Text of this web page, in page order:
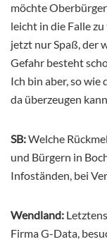
möchte
leicht in die Falle zu
jetzt nur Spaß, der
Gefahr besteht
Ich bin aber, so wie
da überzeugen
SB:Welche
und Bürgern in
Infoständen, bei
Wendland:
Firma G-Data,